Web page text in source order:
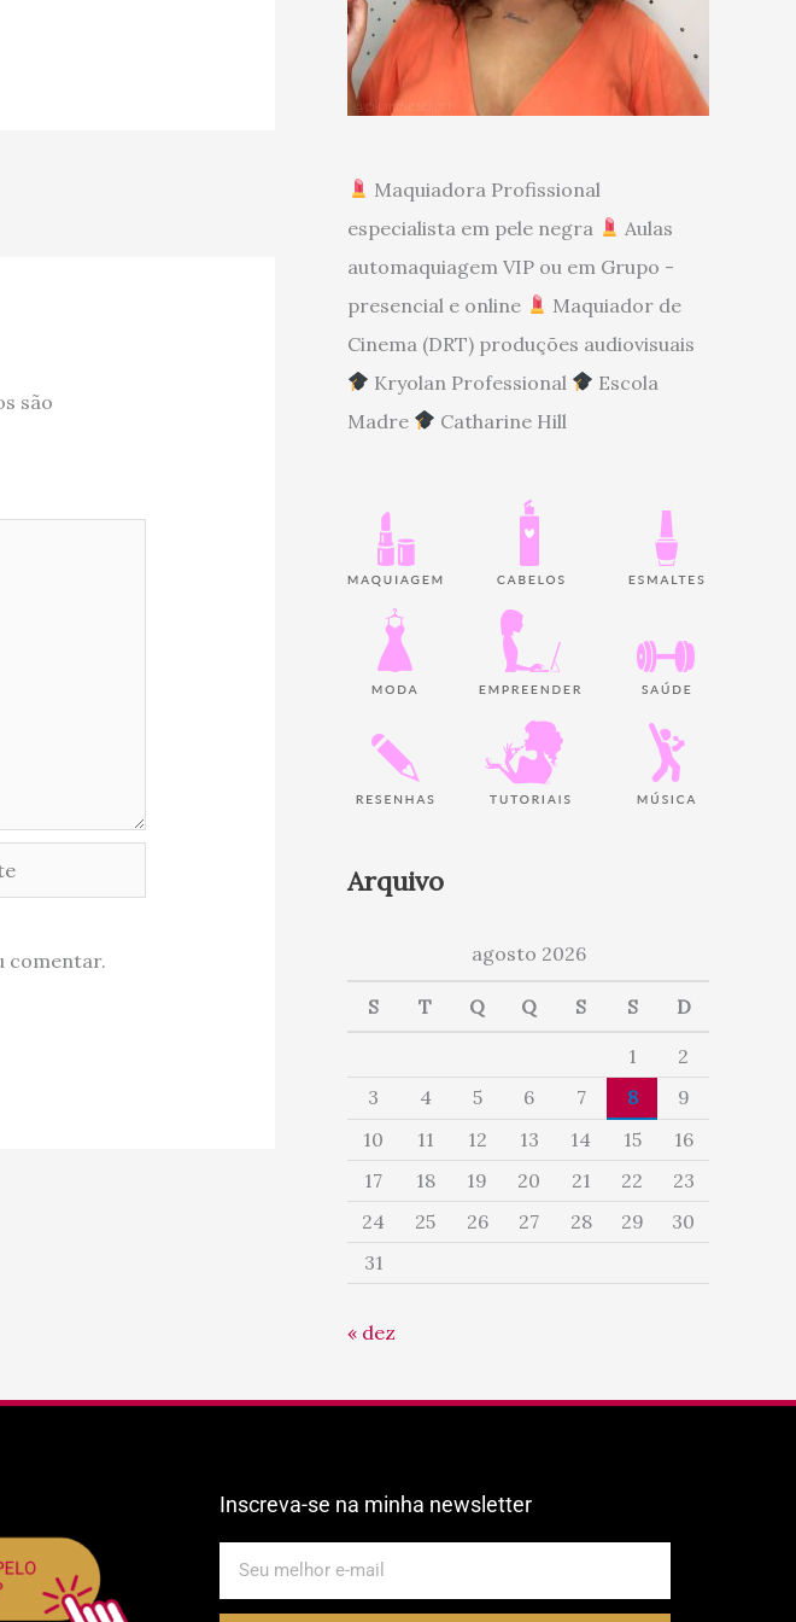
são
comentar.
Maquiadora Profissional
especialista em pele negra
Aulas
automaquiagem VIP ou em Grupo -
presencial e online
Maquiador de
Cinema (DRT) produções audiovisuais
Kryolan Professional
Escola
Madre
Catharine Hill
Arquivo
agosto 2026
S T Q Q S S D
1
2
3
4 5 6 7 8
9
10
11 12 13 14 15
16
17
18 19 20 21 22
23
24
25 26 27 28 29
30
31
« dez
Inscreva-se na minha newsletter